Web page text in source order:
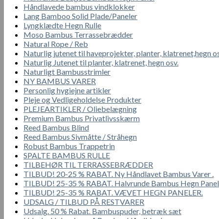
Håndlavede bambus vindklokker
Lang Bamboo Solid Plade/Paneler
Lyngklædte Hegn Rulle
Moso Bambus Terrassebrædder
Natural Rope / Reb
Naturlig jutenet til haveprojekter, planter, klatrenet,hegn
Naturlig Jutenet til planter, klatrenet, hegn osv.
Naturligt Bambusstrimler
NY BAMBUS VARER
Personlig hygiejne artikler
Pleje og Vedligeholdelse Produkter
PLEJEARTIKLER / Oliebelægning
Premium Bambus Privatlivsskærm
Reed Bambus Blind
Reed Bambus Sivmåtte / Stråhegn
Robust Bambus Trappetrin
SPALTE BAMBUS RULLE
TILBEHØR TIL TERRASSEBRÆDDER
TILBUD! 20-25 % RABAT. Ny Håndlavet Bambus Varer .
TILBUD! 25-35 % RABAT. Halvrunde Bambus Hegn Panel
TILBUD! 25-35 % RABAT. VÆVET HEGN PANELER.
UDSALG / TILBUD PÅ RESTVARER
Udsalg. 50 % Rabat. Bambuspuder, betræk sæt